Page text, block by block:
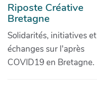
Riposte Créative
Bretagne
Solidarités, initiatives et
échanges sur l'après
COVID19 en Bretagne.